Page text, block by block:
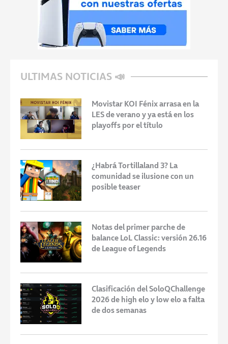
ULTIMAS NOTICIAS 📣
Movistar KOI Fénix arrasa en la
LES de verano y ya está en los
playoffs por el título
¿Habrá Tortillaland 3? La
comunidad se ilusione con un
posible teaser
Notas del primer parche de
balance LoL Classic: versión 26.16
de League of Legends
Clasificación del SoloQChallenge
2026 de high elo y low elo a falta
de dos semanas